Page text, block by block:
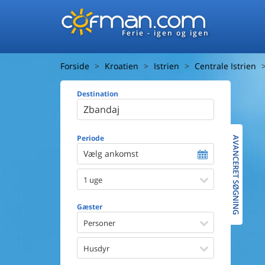
Ferie - igen og igen
Forside Kroatien Istrien Centrale Istrien
Destination
Periode
Vælg ankomst
1 uge
Gæster
Personer
Husdyr
Afstand til
Udsigt til
Faciliteter
Spa
AVANCERET SØGNING